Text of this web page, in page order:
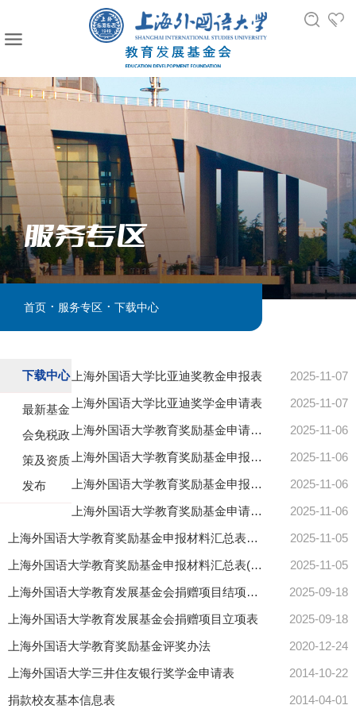
服务专区
首页 . 服务专区 . 下载中心
下载中心
最新基金
会免税政
策及资质
发布
2025-11-07
上海外国语大学比亚迪奖教金申报表
2025-11-07
上海外国语大学比亚迪奖学金申请表
2025-11-06
上海外国语大学教育奖励基金申请表（奖学金）
2025-11-06
上海外国语大学教育奖励基金申报表（集体奖）
2025-11-06
上海外国语大学教育奖励基金申报表（奖教金）
2025-11-06
上海外国语大学教育奖励基金申请表（助学金）
2025-11-05
上海外国语大学教育奖励基金申报材料汇总表（集体奖）
2025-11-05
上海外国语大学教育奖励基金申报材料汇总表(教职工个人奖）
2025-09-18
上海外国语大学教育发展基金会捐赠项目结项报告书
2025-09-18
上海外国语大学教育发展基金会捐赠项目立项表
2020-12-24
上海外国语大学教育奖励基金评奖办法
2014-10-22
上海外国语大学三井住友银行奖学金申请表
2014-04-01
捐款校友基本信息表